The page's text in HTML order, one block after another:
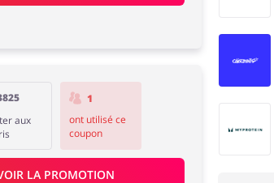
aux
1
ont utilisé ce
coupon
LA PROMOTION